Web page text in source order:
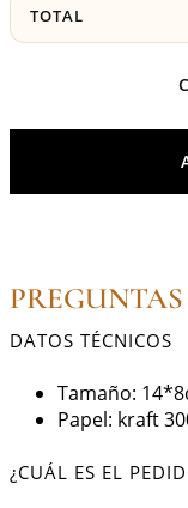
TOTAL
DATOS TÉCNICOS
Tamaño:
Papel: kraft
¿CUÁL ES EL